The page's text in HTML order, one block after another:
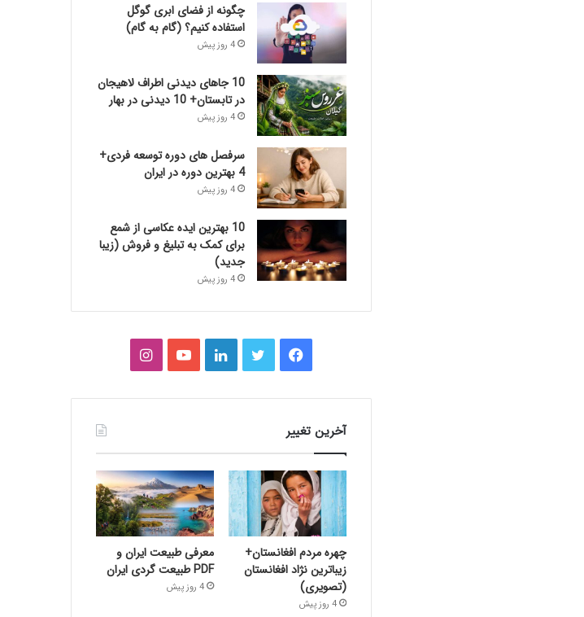
چگونه از فضای ابری گوگل
استفاده کنیم؟ (گام به گام)
4 روز پیش
10 جاهای دیدنی اطراف لاهیجان
در تابستان+ 10 دیدنی در بهار
4 روز پیش
سرفصل های دوره توسعه فردی+
4 بهترین دوره در ایران
4 روز پیش
10 بهترین ایده عکاسی از شمع
برای کمک به تبلیغ و فروش (زیبا
جدید)
4 روز پیش
فیس توییترلینکدینیوتیوباینستاگرام
آخرین تغییر
چهره مردم افغانستان+
زیباترین نژاد افغانستان
(تصویری)
4 روز پیش
معرفی طبیعت ایران و
PDF طبیعت گردی ایران
4 روز پیش